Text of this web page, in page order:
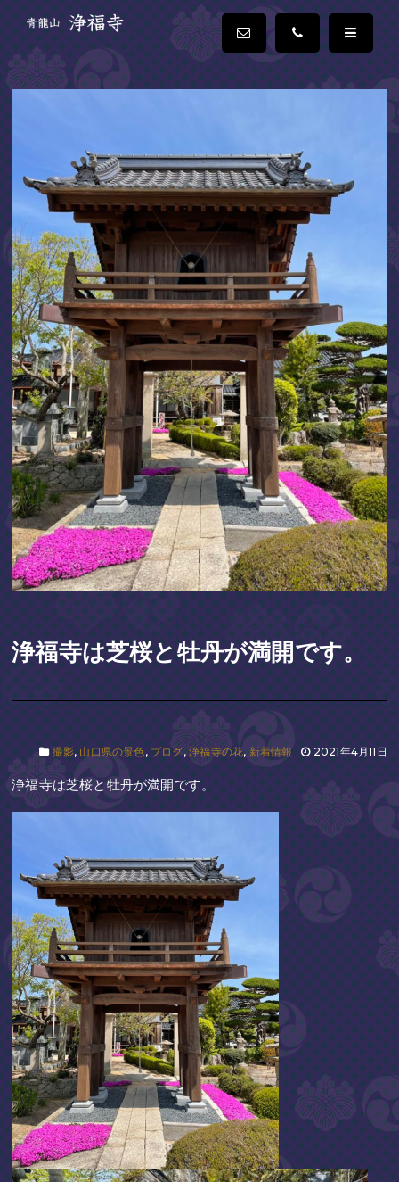
浄福寺は芝桜と牡丹が満開です。
2021年4月11日
撮影, 山口県の景色, ブログ,浄福寺の花, 新着情報
浄福寺は芝桜と牡丹が満開です。